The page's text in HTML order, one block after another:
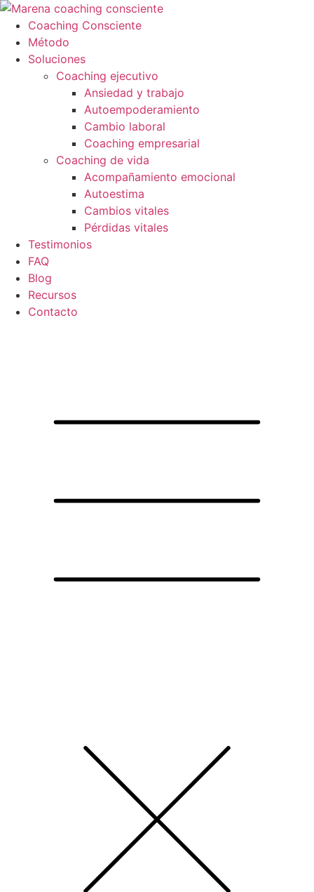
Ir
contenido
Coaching Consciente
Método
Soluciones
Coaching ejecutivo
Ansiedad y trabajo
Autoempoderamiento
Cambio laboral
Coaching empresarial
Coaching de vida
Acompañamiento emocional
Autoestima
Cambios vitales
Pérdidas vitales
Testimonios
FAQ
Blog
Recursos
Contacto